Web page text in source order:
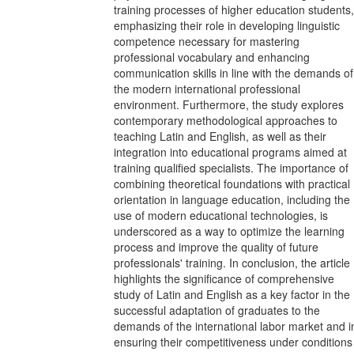
training processes of higher education students,
emphasizing their role in developing linguistic
competence necessary for mastering
professional vocabulary and enhancing
communication skills in line with the demands of
the modern international professional
environment. Furthermore, the study explores
contemporary methodological approaches to
teaching Latin and English, as well as their
integration into educational programs aimed at
training qualified specialists. The importance of
combining theoretical foundations with practical
orientation in language education, including the
use of modern educational technologies, is
underscored as a way to optimize the learning
process and improve the quality of future
professionals' training. In conclusion, the article
highlights the significance of comprehensive
study of Latin and English as a key factor in the
successful adaptation of graduates to the
demands of the international labor market and
ensuring their competitiveness under conditions